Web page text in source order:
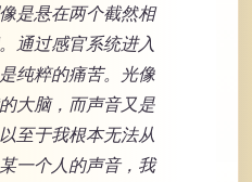
是悬在两个截然相
通过感官系统进入
纯粹的痛苦。光像
大脑，而声音又是
至于我根本无法从
一个人的声音，我